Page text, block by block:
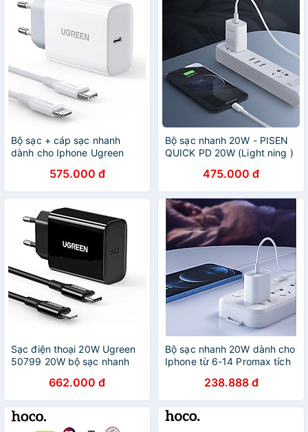
Bộ sạc + cáp sạc nhanh
dành cho Iphone Ugreen
3.0 Màu Trắng CD137 Hàng
chính hãng
575.000 đ
Bộ sạc nhanh 20W - PISEN
QUICK PD 20W (Light ning )
Bảo Hành 18 tháng
475.000 đ
Sạc điện thoại 20W Ugreen
50799 20W bộ sạc nhanh
đen CD137 - HÀNG CHÍNH
HÃNG
662.000 đ
Bộ sạc nhanh 20W dành cho
Iphone từ 6-14 Promax tích
máy - Hàng nhập khẩu
238.888 đ